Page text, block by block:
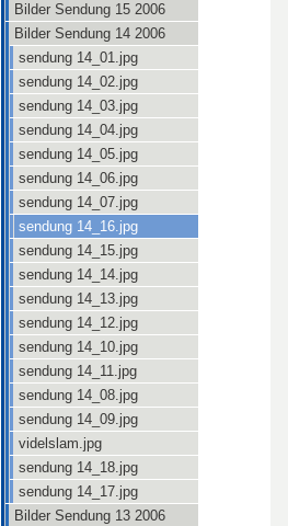
Bilder Sendung 15 2006
Bilder Sendung 14 2006
sendung 14_01.jpg
sendung 14_02.jpg
sendung 14_03.jpg
sendung 14_04.jpg
sendung 14_05.jpg
sendung 14_06.jpg
sendung 14_07.jpg
sendung 14_16.jpg
sendung 14_15.jpg
sendung 14_14.jpg
sendung 14_13.jpg
sendung 14_12.jpg
sendung 14_10.jpg
sendung 14_11.jpg
sendung 14_08.jpg
sendung 14_09.jpg
videlslam.jpg
sendung 14_18.jpg
sendung 14_17.jpg
Bilder Sendung 13 2006